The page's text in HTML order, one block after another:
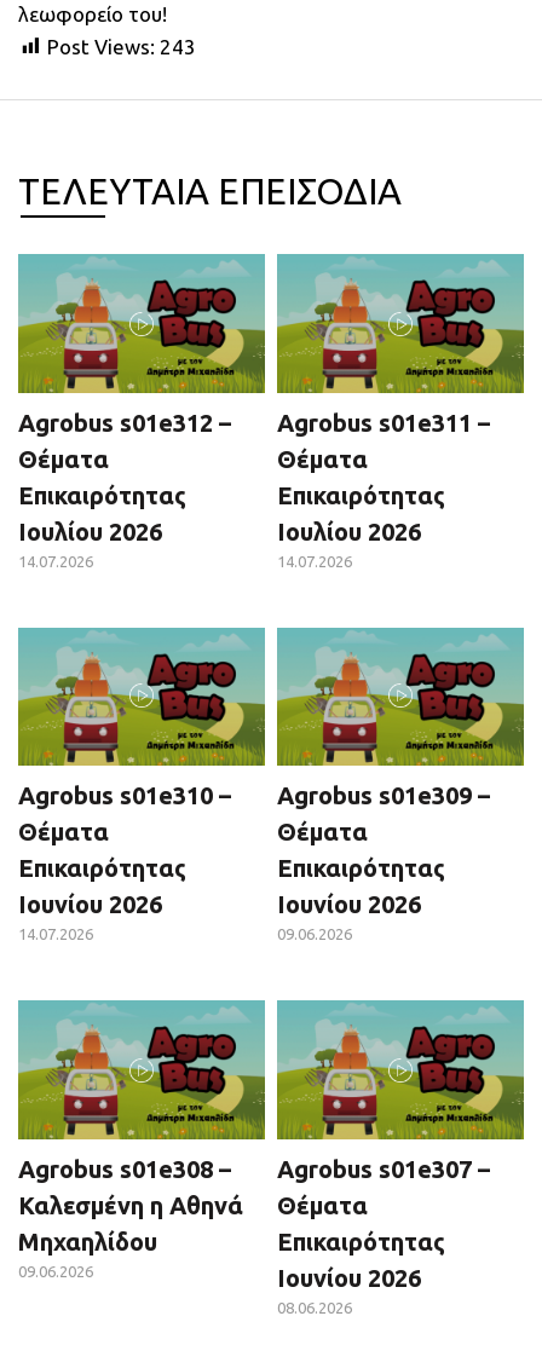
λεωφορείο του!
Post Views: 243
ΤΕΛΕΥΤΑΙΑ ΕΠΕΙΣΟΔΙΑ
Agrobus s01e312 –
Θέματα
Επικαιρότητας
Ιουλίου 2026
14.07.2026
Agrobus s01e311 –
Θέματα
Επικαιρότητας
Ιουλίου 2026
14.07.2026
Agrobus s01e310 –
Θέματα
Επικαιρότητας
Ιουνίου 2026
14.07.2026
Agrobus s01e309 –
Θέματα
Επικαιρότητας
Ιουνίου 2026
09.06.2026
Agrobus s01e308 –
Καλεσμένη η Αθηνά
Μηχαηλίδου
09.06.2026
Agrobus s01e307 –
Θέματα
Επικαιρότητας
Ιουνίου 2026
08.06.2026